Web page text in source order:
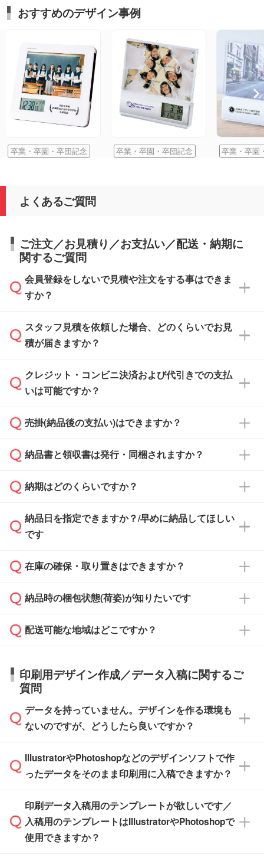
おすすめのデザイン事例
卒業・卒園・卒団記念 卒業・卒園・卒団記念 卒業・卒園
よくあるご質問
ご注文／お見積り／お支払い／配送・納期に
関するご質問
会員登録をしないで見積や注文をする事はできま
すか？
可能です。見積・注文フォームにて『ゲストの
まま進む』ボタンからお進みのうえ、ご依頼く
スタッフ見積を依頼した場合、どのくらいでお見
積が届きますか？
通常、翌営業日までにお送りしております。混
雑状況によっては、お時間をいただくこともご
依頼いただいた場合は、翌営業日以降のご連絡
クレジット・コンビニ決済および代引きでの支払
いは可能ですか？
銀行振込のみのご対応となります。
売掛(納品後の支払い)はできますか？
基本的には先入金をお願いしておりますが、自
どの場合は、月末締め翌月末払いに対応可能で
また、卒業・卒園記念品で対策委員会や個人様
校や幼稚園・保育園であれば、同様の条件でご
ご希望の際は担当スタッフまでお気軽にご相談
ください。
納品書と領収書は発行・同梱されますか？
納品書・領収書は ご依頼をいただいた場合の
ず、通常はPDFデータをメール添付でお送りし
ます。
たは注文フォームの『ご注文に関する備考欄』
納期はどのくらいですか？
・印刷する場合(500個程度)
ご入金、イメージ画像の校了から約2週間～2
ご入金確認後、1～2営業日で出荷いたしま
タッフまでお問い合わせください。
ル」に注文予定日をご入力いただくと、おおよ
その締切日や出荷目安をご確認いただけます。
品が決まりましたらお早めのご発注をお願いい
たします。
※土日祝日を除く営業日換算です。
※沖縄・離島は追加日数がかかります。
納品日を指定できますか？/早めに納品してほしい
です
ご希望の納期がある場合は、お問い合わせ・お
い。
応が可能かご案内いたします。
す。>>対象商品はこちら
※最短出荷日は商品によって異なります。各商
品ページにてご確認ください
在庫の確保・取り置きはできますか？
ご入金確認後に在庫を確保し、注文確定のご連
はできかねますので予めご了承ください。
納品時の梱包状態(荷姿)が知りたいです
商品によって異なります。各ページにある商品
す。(白箱、化粧箱、ブリスターパックなど)
【袋入り】 商品がひとつずつ袋に入っていま
す。(透明袋、デザイン袋など)
【個包装なし】 個包装がされていない状態で
※化粧箱から白箱への入れ替えや、オリジナル
箱の作成は原則承っておりません。
配送可能な地域はどこですか？
日本全国へお届けが可能です。なお、海外への
直接納品は行っておりませんので予めご了承く
ださい。
印刷用デザイン作成／データ入稿に関するご
質問
データを持っていません。デザインを作る環境も
ないのですが、どうしたら良いですか？
無料の「デザインシミュレーター」を使えば、
PCやスマホから簡単にデザインを作成できま
ザインソフトがなくても安心です。
また、「データ作成サービス
IllustratorやPhotoshopなどのデザインソフトで作
ったデータをそのまま印刷用に入稿できますか？
IllustratorやPhotoshop、CLIP STUDIOなどのデ
ザインソフトでこだわりのデザインを作成した
い方は、完全データ入稿
印刷データ入稿用のテンプレートが欲しいです／
入稿用のテンプレートはIllustratorやPhotoshopで
使用できますか？